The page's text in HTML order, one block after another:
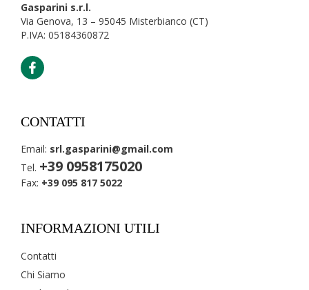
Gasparini s.r.l.
Via Genova, 13 – 95045 Misterbianco (CT)
P.IVA: 05184360872
CONTATTI
Email: srl.gasparini@gmail.com
Tel. +39 0958175020
Fax: +39 095 817 5022
INFORMAZIONI UTILI
Contatti
Chi Siamo